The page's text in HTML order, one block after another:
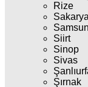
Rize
Sakarya
Samsun
Siirt
Sinop
Sivas
Şırnak